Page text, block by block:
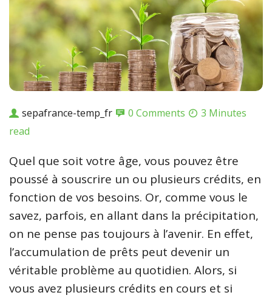
sepafrance-temp_fr 0 Comments
3 Minutes
read
Quel que soit votre âge, vous pouvez être
poussé à souscrire un ou plusieurs crédits, en
fonction de vos besoins. Or, comme vous le
savez, parfois, en allant dans la précipitation,
on ne pense pas toujours à l’avenir. En effet,
l’accumulation de prêts peut devenir un
véritable problème au quotidien. Alors, si
vous avez plusieurs crédits en cours et si